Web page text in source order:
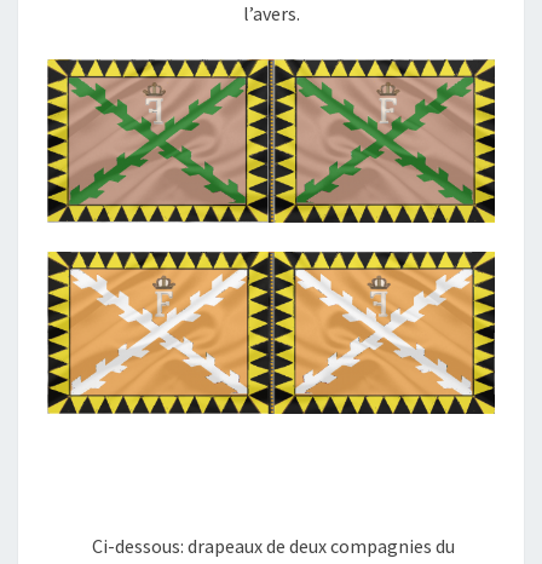
l’avers.
Ci-dessous: drapeaux de deux compagnies du